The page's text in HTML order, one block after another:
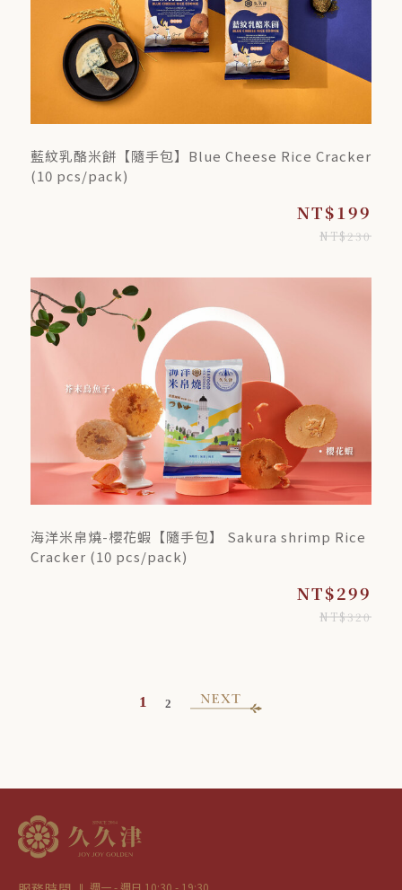
藍紋乳酪米餅【隨手包】Blue Cheese Rice Cracker
(10 pcs/pack)
NT$199
NT$230
海洋米帛燒-櫻花蝦【隨手包】 Sakura shrimp Rice
Cracker (10 pcs/pack)
NT$299
NT$320
1 2